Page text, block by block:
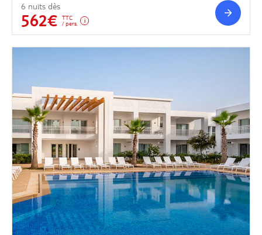
6 nuits dès
562€
TTC
/ pers.